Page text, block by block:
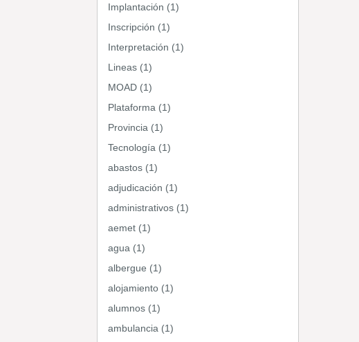
Implantación (1)
Inscripción (1)
Interpretación (1)
Lineas (1)
MOAD (1)
Plataforma (1)
Provincia (1)
Tecnología (1)
abastos (1)
adjudicación (1)
administrativos (1)
aemet (1)
agua (1)
albergue (1)
alojamiento (1)
alumnos (1)
ambulancia (1)